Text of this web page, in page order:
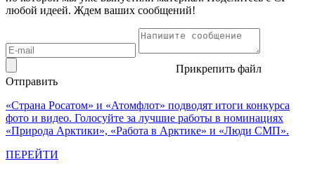
любой идеей. Ждем ваших сообщений!
Прикрепить файл
Отправить
«Страна Росатом» и «Атомфлот» подводят итоги конкурса
фото и видео. Голосуйте за лучшие работы в номинациях
«Природа Арктики», «Работа в Арктике» и «Люди СМП».
ПЕРЕЙТИ